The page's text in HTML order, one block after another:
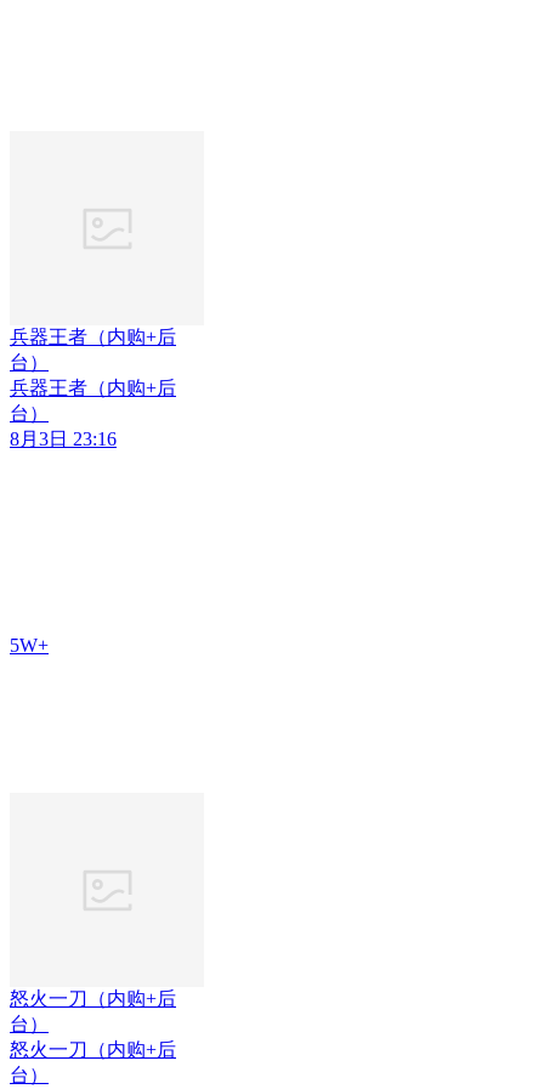
兵器王者（内购+后
台）
兵器王者（内购+后
台）
8月3日 23:16
5W+
怒火一刀（内购+后
台）
怒火一刀（内购+后
台）